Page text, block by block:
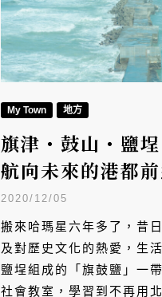
My Town 地方
旗津・鼓山・鹽
航向未來的港都
2020/12/05
搬來哈瑪星六年多了，昔
及對歷史文化的熱愛，生
鹽埕組成的「旗鼓鹽」一
社會教室，學習到不再用